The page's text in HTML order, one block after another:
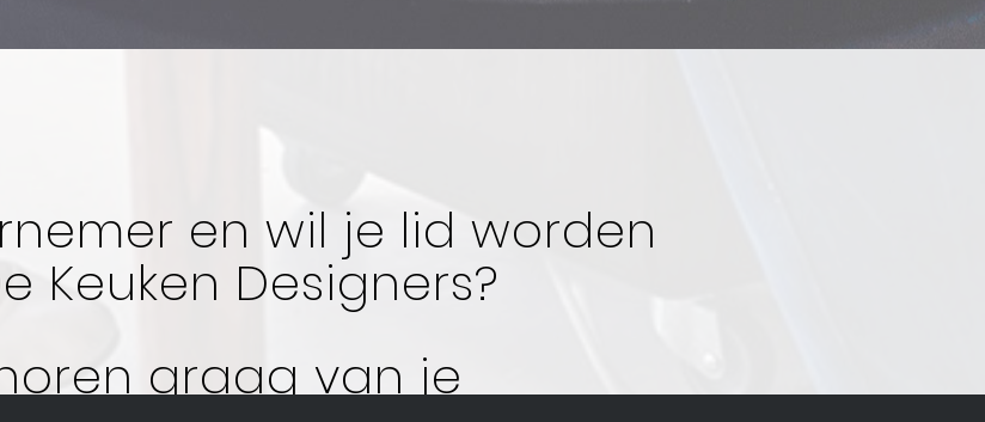
en wil je lid worden
Keuken Designers?
graag van je